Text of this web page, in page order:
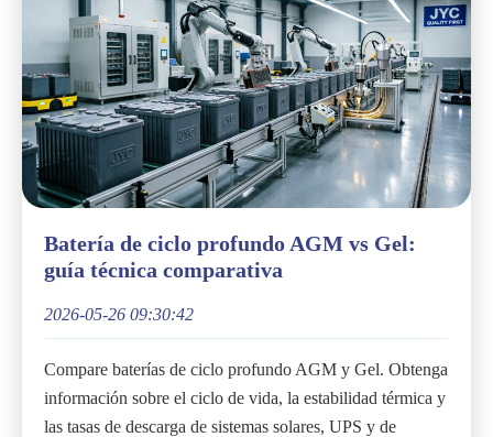
Batería de ciclo profundo AGM vs Gel:
guía técnica comparativa
2026-05-26 09:30:42
Compare baterías de ciclo profundo AGM y Gel. Obtenga
información sobre el ciclo de vida, la estabilidad térmica y
las tasas de descarga de sistemas solares, UPS y de